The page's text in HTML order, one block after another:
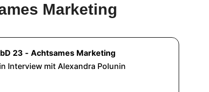
Marketing